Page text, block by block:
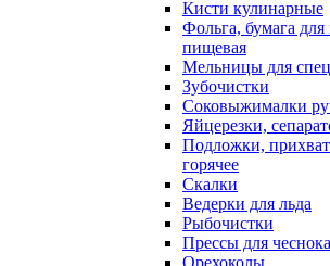
Кисти кулинарные
Фольга, бумага
пищевая
Мельницы для
Зубочистки
Соковыжималки
Яйцерезки,
Подложки,
горячее
Скалки
Ведерки для льда
Рыбочистки
Прессы для чеснока
Орехоколы